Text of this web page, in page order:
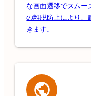
な画面遷移でスムー
の離脱防止により、
きます。